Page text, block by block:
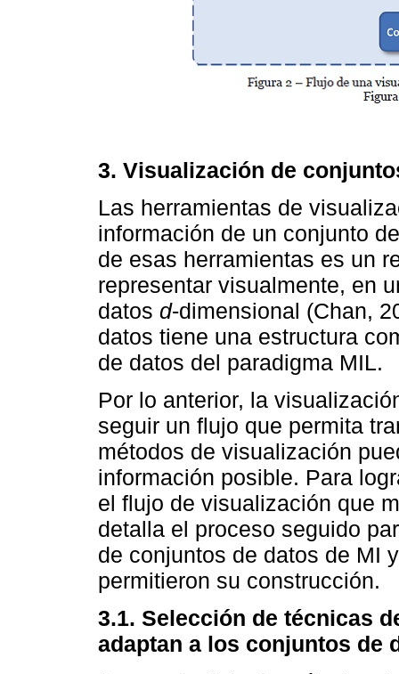
3. Visualización de
Las herramientas de
información de un conjunto
de esas herramientas es un
representar visualmente, en
datos d-dimensional (Chan,
datos tiene una estructura
de datos del paradigma MIL.
Por lo anterior, la
seguir un flujo que permita
métodos de visualización
información posible. Para
el flujo de visualización que
detalla el proceso seguido
de conjuntos de datos de MI
permitieron su construcción.
3.1. Selección de técnicas
adaptan a los conjuntos de